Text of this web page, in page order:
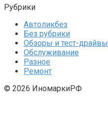
Рубрики
Автоликбез
Без рубрики
Обзоры и тест-драйвы
Обслуживание
Разное
Ремонт
© 2026 ИномаркиРФ